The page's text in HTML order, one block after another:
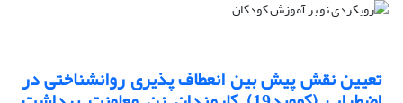
تعیین نقش پیش بین انعطاف پذیری روانشناختی در